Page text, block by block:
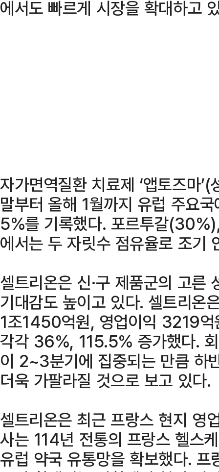
에서도 빠르게 시장을 확대하고
자가면역질환 치료제 ‘앱토즈마
말부터 올해 1월까지 유럽 주요
5%를 기록했다. 포르투갈
에서는 두 자릿수 점유율로 조기
셀트리온은 신·구 제품군의 고른
기대감도 높이고 있다. 셀트리온
1조1450억원, 영업이익 3219억
각각 36%, 115.5% 증가했다.
이 2~3분기에 집중되는 만큼 하
더욱 가팔라질 것으로 보고 있다.
셀트리온은 최근 프랑스 현지 영
사는 114년 전통의 프랑스 헬스
유럽 약국 유통망을 확보했다.